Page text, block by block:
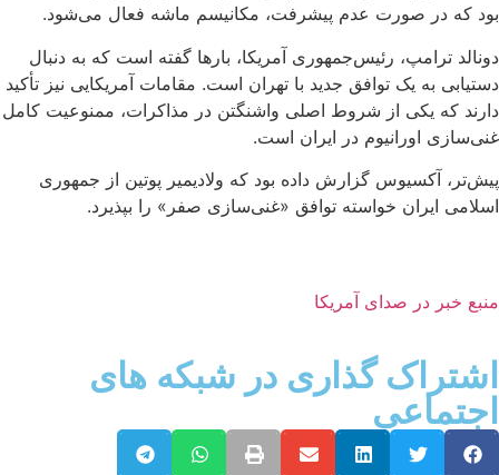
بود که در صورت عدم پیشرفت، مکانیسم ماشه فعال می‌شود.
دونالد ترامپ، رئیس‌جمهوری آمریکا، بارها گفته است که به دنبال
دستیابی به یک توافق جدید با تهران است. مقامات آمریکایی نیز تأکید
دارند که یکی از شروط اصلی واشنگتن در مذاکرات، ممنوعیت کامل
غنی‌سازی اورانیوم در ایران است.
پیش‌تر، آکسیوس گزارش داده بود که ولادیمیر پوتین از جمهوری
اسلامی ایران خواسته توافق «غنی‌سازی صفر» را بپذیرد.
منبع خبر در صدای آمریکا
اشتراک گذاری در شبکه های
اجتماعی